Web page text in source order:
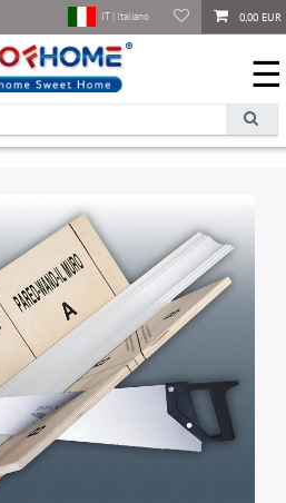
0,00 EUR
IT | Italiano
☰